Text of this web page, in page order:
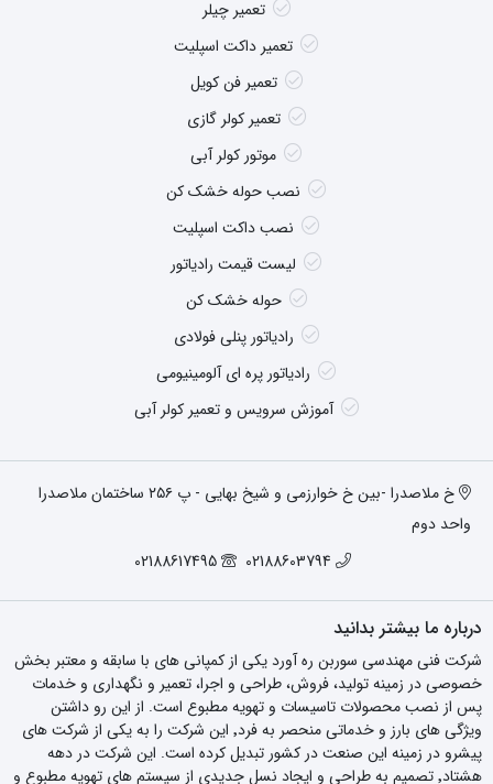
تعمیر چیلر
تعمیر داکت اسپلیت
تعمیر فن کویل
تعمیر کولر گازی
موتور کولر آبی
نصب حوله خشک کن
نصب داکت اسپلیت
لیست قیمت رادیاتور
حوله خشک کن
رادیاتور پنلی فولادی
رادیاتور پره ای آلومینیومی
آموزش سرویس و تعمیر کولر آبی
خ ملاصدرا -بین خ خوارزمی و شیخ بهایی - پ ۲۵۶ ساختمان ملاصدرا
واحد دوم
02188603794
02188617495
درباره ما بیشتر بدانید
شرکت فنی مهندسی سوربن ره آورد یکی از کمپانی های با سابقه و معتبر بخش
خصوصی در زمینه تولید، فروش، طراحی و اجرا، تعمیر و نگهداری و خدمات
پس از نصب محصولات تاسیسات و تهویه مطبوع است. از این رو داشتن
ویژگی های بارز و خدماتی منحصر به فرد٬ این شرکت را به یکی از شرکت های
پیشرو در زمینه این صنعت در کشور تبدیل کرده است. این شرکت در دهه
هشتاد٬ تصمیم به طراحی و ایجاد نسل جدیدی از سیستم های تهویه مطبوع و